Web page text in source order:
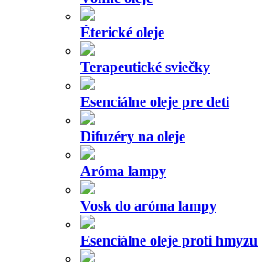
Éterické oleje
Terapeutické sviečky
Esenciálne oleje pre deti
Difuzéry na oleje
Aróma lampy
Vosk do aróma lampy
Esenciálne oleje proti hmyzu